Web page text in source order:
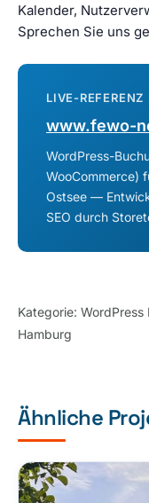
Kalender,
Sprechen Sie uns
LIVE-REFERENZ
www.fewo-
WordPress-
WooCommerce)
Ostsee —
SEO durch
Kategorie: WordPress
Hamburg
Ähnliche